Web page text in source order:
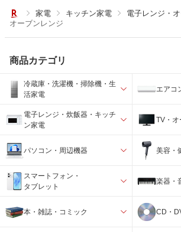
家電 キッチン家電
電子レンジ・
オーブンレンジ
商品カテゴリ
冷蔵庫・洗濯機・掃除機・生
活家電
エアコ
電子レンジ・炊飯器・キッチ
ン家電
TV・オ
パソコン・周辺機器 美容・
スマートフォン・
タブレット
楽器・
本・雑誌・コミック CD・